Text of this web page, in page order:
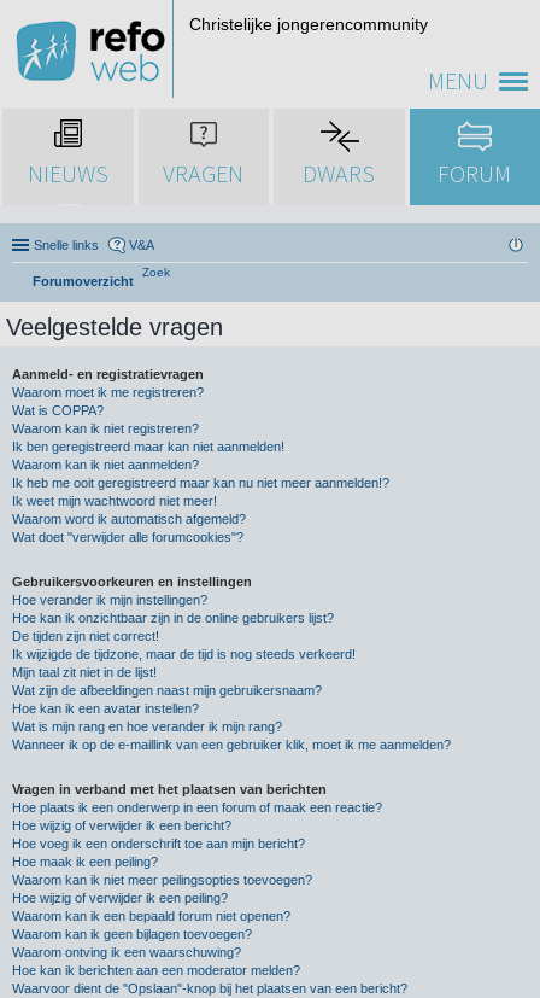
MENU
Christelijke jongerencommunity
NIEUWS VRAGEN DWARS FORUM
Snelle links V&A
Forumoverzicht
Zoek
Veelgestelde vragen
Aanmeld- en registratievragen
Waarom moet ik me registreren?
Wat is COPPA?
Waarom kan ik niet registreren?
Ik ben geregistreerd maar kan niet aanmelden!
Waarom kan ik niet aanmelden?
Ik heb me ooit geregistreerd maar kan nu niet meer aanmelden!?
Ik weet mijn wachtwoord niet meer!
Waarom word ik automatisch afgemeld?
Wat doet "verwijder alle forumcookies"?
Gebruikersvoorkeuren en instellingen
Hoe verander ik mijn instellingen?
Hoe kan ik onzichtbaar zijn in de online gebruikers lijst?
De tijden zijn niet correct!
Ik wijzigde de tijdzone, maar de tijd is nog steeds verkeerd!
Mijn taal zit niet in de lijst!
Wat zijn de afbeeldingen naast mijn gebruikersnaam?
Hoe kan ik een avatar instellen?
Wat is mijn rang en hoe verander ik mijn rang?
Wanneer ik op de e-maillink van een gebruiker klik, moet ik me aanmelden?
Vragen in verband met het plaatsen van berichten
Hoe plaats ik een onderwerp in een forum of maak een reactie?
Hoe wijzig of verwijder ik een bericht?
Hoe voeg ik een onderschrift toe aan mijn bericht?
Hoe maak ik een peiling?
Waarom kan ik niet meer peilingsopties toevoegen?
Hoe wijzig of verwijder ik een peiling?
Waarom kan ik een bepaald forum niet openen?
Waarom kan ik geen bijlagen toevoegen?
Waarom ontving ik een waarschuwing?
Hoe kan ik berichten aan een moderator melden?
Waarvoor dient de "Opslaan"-knop bij het plaatsen van een bericht?